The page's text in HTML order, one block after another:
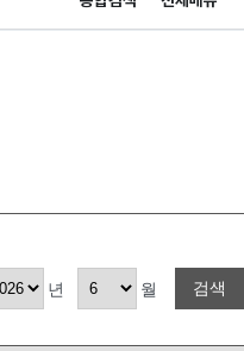
년 월 검색